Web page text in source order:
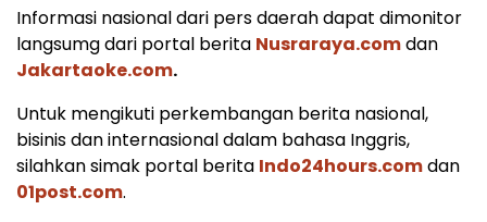
Informasi nasional dari pers daerah dapat dimonitor
langsumg dari portal berita Nusraraya.comdan
Jakartaoke.com.
Untuk mengikuti perkembangan berita nasional,
bisinis dan internasional dalam bahasa Inggris,
silahkan simak portal berita Indo24hours.comdan
01post.com.